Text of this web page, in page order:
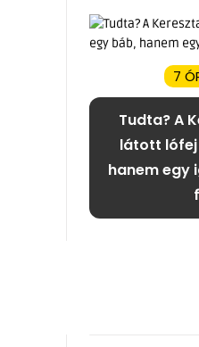
7
Tudta? A
látott lófej
hanem egy